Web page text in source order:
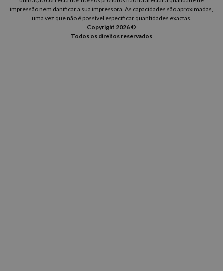
impressão nem danificar a sua impressora. As capacidades são aproximadas,
uma vez que não é possível especificar quantidades exactas.
Copyright 2026 ©
Todos os direitos reservados